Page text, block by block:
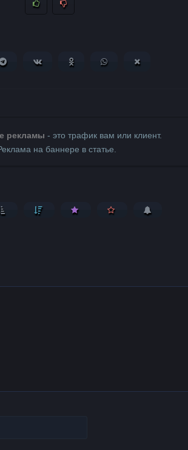
ссылку
Поделиться в Telegram
Поделиться ВКонтакте
Поделиться вПоделиться в
рекламы - это трафик вам или клиент.
на баннере в статье.